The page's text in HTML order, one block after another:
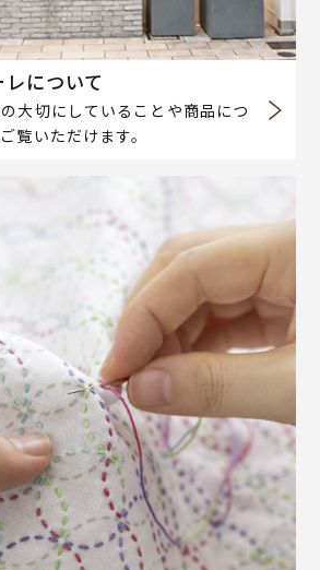
について
大切にしていることや商品につ
覧いただけます。